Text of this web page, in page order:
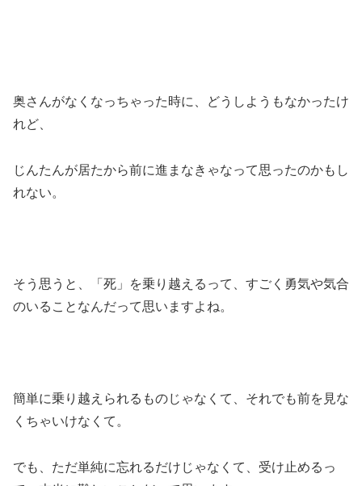
奥さんがなくなっちゃった時に、どうしようもなかったけ
れど、
じんたんが居たから前に進まなきゃなって思ったのかもし
れない。
そう思うと、「死」を乗り越えるって、すごく勇気や気合
のいることなんだって思いますよね。
簡単に乗り越えられるものじゃなくて、それでも前を見な
くちゃいけなくて。
でも、ただ単純に忘れるだけじゃなくて、受け止めるっ